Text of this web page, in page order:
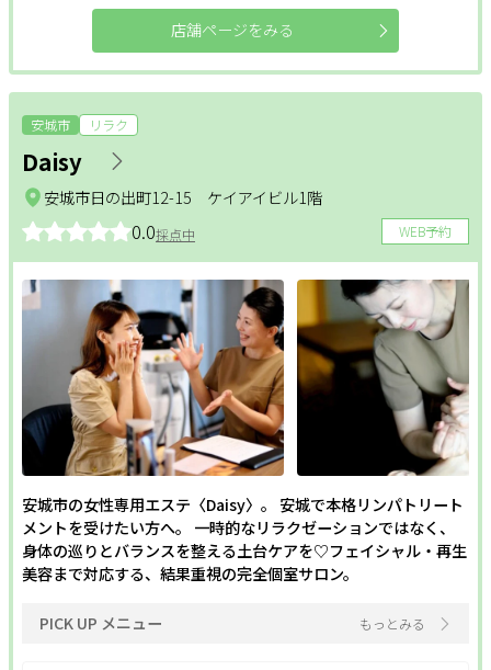
店舗ページをみる
安城市 リラク
Daisy
WEB予約
0.0採点中
安城市日の出町12-15 ケイアイビル1階
安城市の女性専用エステ〈Daisy〉。 安城で本格リンパトリート
メントを受けたい方へ。 一時的なリラクゼーションではなく、
身体の巡りとバランスを整える土台ケアを♡フェイシャル・再生
美容まで対応する、結果重視の完全個室サロン。
PICK UP メニュー もっとみる